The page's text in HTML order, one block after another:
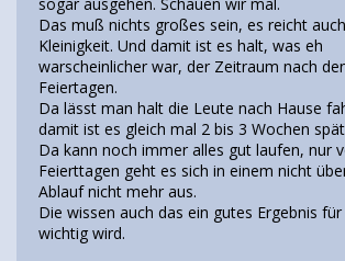
Das muß nichts großes sein, es reicht
Kleinigkeit. Und damit ist es halt, was eh
warscheinlicher war, der Zeitraum nach
Feiertagen.
Da lässt man halt die Leute nach Hause
damit ist es gleich mal 2 bis 3 Wochen
Da kann noch immer alles gut laufen, nur
Feierttagen geht es sich in einem nicht
Ablauf nicht mehr aus.
Die wissen auch das ein gutes Ergebnis
wichtig wird.